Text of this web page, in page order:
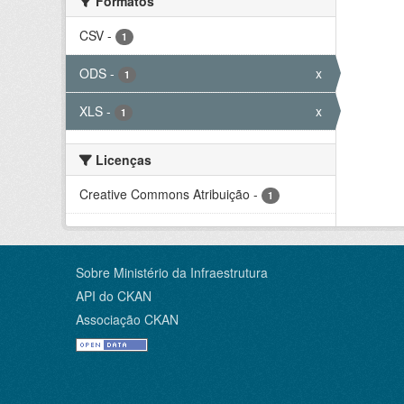
CSV - 1
ODS - 1 x
XLS - 1 x
Licenças
Creative Commons Atribuição - 1
Sobre Ministério da Infraestrutura
API do CKAN
Associação CKAN